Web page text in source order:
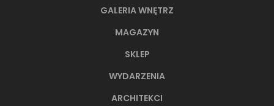
GALERIA WNĘTRZ
MAGAZYN
SKLEP
WYDARZENIA
ARCHITEKCI